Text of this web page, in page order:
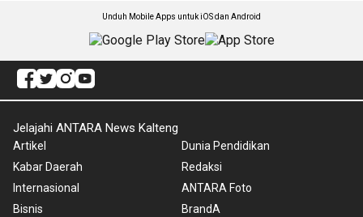
Unduh Mobile Apps untuk iOS dan Android
Jelajahi ANTARA News Kalteng
Artikel
Kabar Daerah
Internasional
Bisnis
Dunia Pendidikan
Redaksi
ANTARA Foto
BrandA